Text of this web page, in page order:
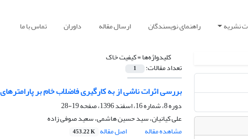
نشریه راهنمای نویسندگان ارسال مقاله داوران تماس با ما
کلیدواژه‌ها =کیفیت خاک
تعداد مقالات: 1
بررسی اثرات ناشی از به کارگیری فاضلاب خام بر
دوره 8، شماره 16، اسفند 1396، صفحه
19-28
علی کیانیان، سید حسین هاشمی، سعید صوفی زاده
مشاهده مقاله
اصل مقاله 453.22 K